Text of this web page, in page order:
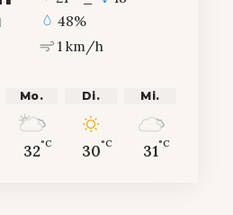
48%
1 km/h
Mo.
32°C
Di.
30°C
Mi.
31°C